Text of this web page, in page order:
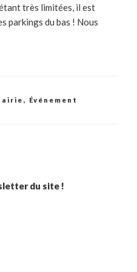
très limitées, il est
parkings du bas ! Nous
, Événement
du site !